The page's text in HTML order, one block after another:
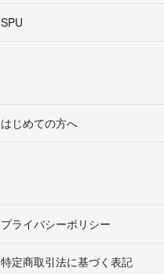
SPU
はじめての方へ
プライバシーポリシー
特定商取引法に基づく表記